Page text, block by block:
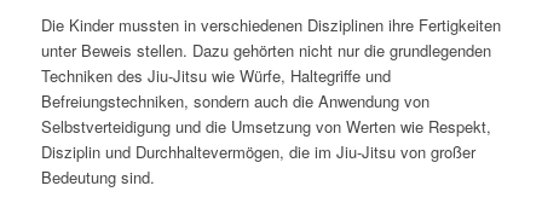
Die Kinder mussten in verschiedenen Disziplinen ihre Fertigkeiten
unter Beweis stellen. Dazu gehörten nicht nur die grundlegenden
Techniken des Jiu-Jitsu wie Würfe, Haltegriffe und
Befreiungstechniken, sondern auch die Anwendung von
Selbstverteidigung und die Umsetzung von Werten wie Respekt,
Disziplin und Durchhaltevermögen, die im Jiu-Jitsu von großer
Bedeutung sind.